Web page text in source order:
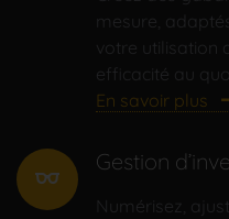
mesure,
votre utilisation
efficacité au
En savoir plus
eyeglasses
Gestion
Numérisez,